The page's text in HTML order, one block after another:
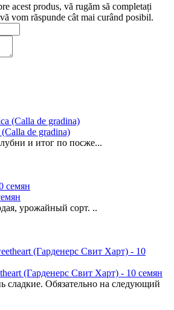
acest produs, vă rugăm să completați
vom răspunde cât mai curând posibil.
de gradina)
и итог по посже...
урожайный сорт. ..
(Гарденерс Свит Харт) - 10 семян
Обязательно на следующий